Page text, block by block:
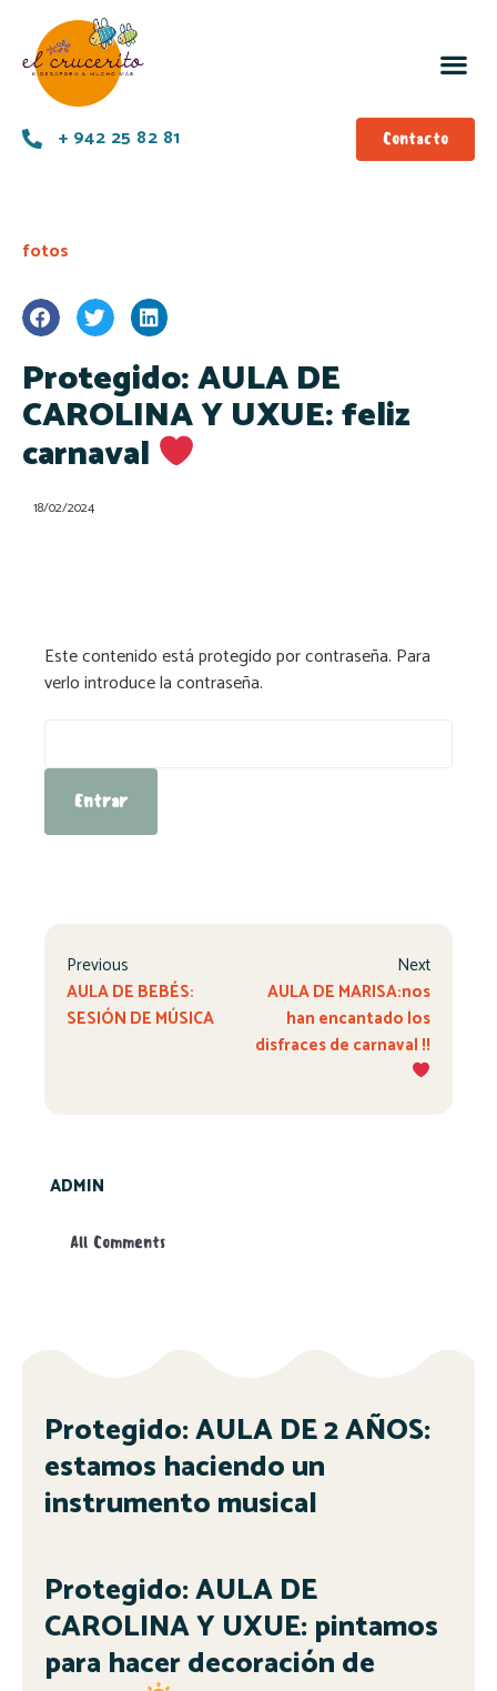
+ 942 25 82 81 Contacto
fotos
Protegido: AULA DE
CAROLINA Y UXUE: feliz
carnaval
18/02/2024
Este contenido está protegido por contraseña. Para
verlo introduce la contraseña.
Previous
AULA DE BEBÉS:
SESIÓN DE MÚSICA
Next
AULA DE MARISA:nos
han encantado los
disfraces de carnaval !!
ADMIN
All Comments
Protegido: AULA DE 2 AÑOS:
estamos haciendo un
instrumento musical
Protegido: AULA DE
CAROLINA Y UXUE: pintamos
para hacer decoración de